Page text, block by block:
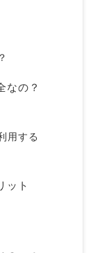
なの？
用する
ット